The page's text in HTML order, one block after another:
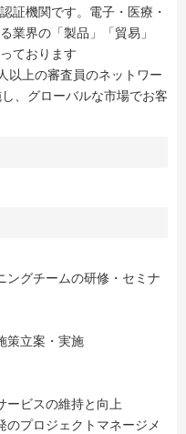
証機関です。電子・医療・
業界の「製品」「貿易」
ております
以上の審査員のネットワー
、グローバルな市場でお客
ングチームの研修・セミナ
策立案・実施
ービスの維持と向上
のプロジェクトマネージメ